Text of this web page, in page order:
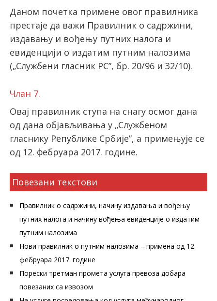
Даном почетка примене овог правилника
престаје да важи Правилник о садржини,
издавању и вођењу путних налога и
евиденцији о издатим путним налозима
(„Службени гласник РС”, бр. 20/96 и 32/10).
Члан 7.
Овај правилник ступа на снагу осмог дана
од дана објављивања у „Службеном
гласнику Републике Србије”, а примењује се
од 12. фебруара 2017. године.
Повезани текстови
Правилник о садржини, начину издавања и вођењу
путних налога и начину вођења евиденције о издатим
путним налозима
Нови правилник о путним налозима – примена од 12.
фебруара 2017. године
Порески третман промета услуга превоза добара
повезаних са извозом